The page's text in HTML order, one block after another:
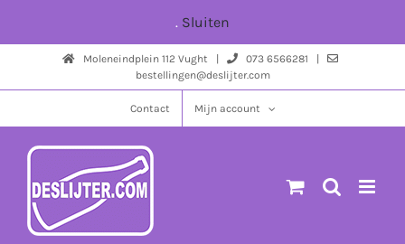
. Sluiten
Moleneindplein 112 Vught |
073 6566281 |
bestellingen@deslijter.com
Contact Mijn account